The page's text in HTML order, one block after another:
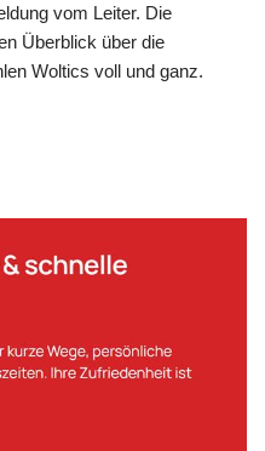
vom Leiter. Die
Überblick über die
Woltics voll und ganz.